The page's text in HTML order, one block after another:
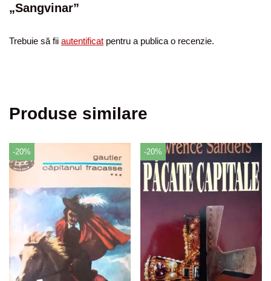
„Sangvinar”
Trebuie să fii autentificat pentru a publica o recenzie.
Produse similare
-20% -20%